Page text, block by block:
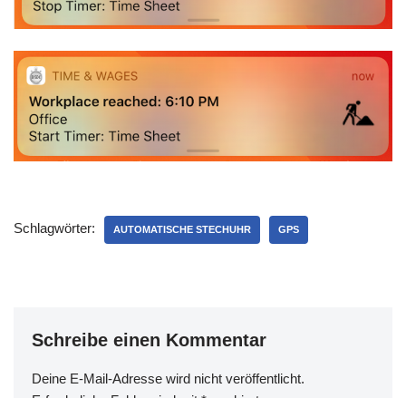
Schlagwörter: AUTOMATISCHE STECHUHR GPS
Schreibe einen Kommentar
Deine E-Mail-Adresse wird nicht veröffentlicht.